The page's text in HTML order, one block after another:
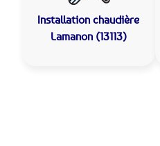
Installation chaudière
Lamanon (13113)